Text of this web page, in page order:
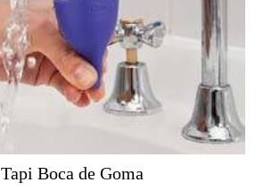
Tapi Boca de Goma